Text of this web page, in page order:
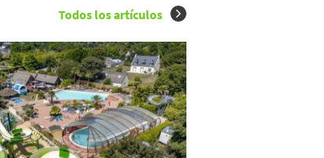
Todos los artículos